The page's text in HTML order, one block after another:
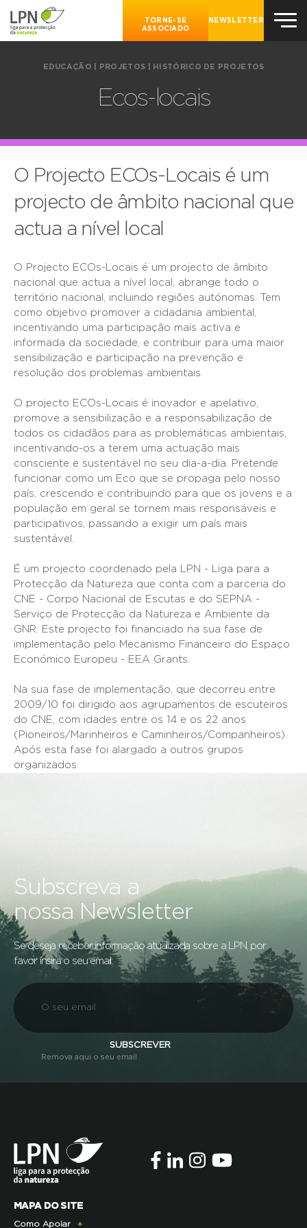
TORNE-SE
ASSOCIADO
NEWSLETTER
EDUCAÇÃO PROJETOS HISTÓRICO DE PROJETOS
Ecos-locais
O Projecto ECOs-Locais é um
projecto de âmbito nacional que
actua a nível local
O Projecto ECOs-Locais é um projecto de âmbito
nacional que actua a nível local, abrange todo o
território nacional, incluindo regiões autónomas. Tem
como objetivo promover a cidadania ambiental,
incentivando uma participação mais activa e
informada da sociedade, e contribuir para uma maior
sensibilização e participação na prevenção e
resolução dos problemas ambientais.
O projecto ECOs-Locais é inovador e apelativo,
promove a sensibilização e a responsabilização de
todos os cidadãos para as problemáticas ambientais,
incentivando-os a terem uma actuação mais
consciente e sustentável no seu dia-a-dia. Pretende
funcionar como um Eco que se propaga pelo nosso
país, crescendo e contribuindo para que os jovens e a
população em geral se tornem mais responsáveis e
participativos, passando a exigir um país mais
sustentável.
É um projecto coordenado pela LPN - Liga para a
Protecção da Natureza que conta com a parceria do
CNE - Corpo Nacional de Escutas e do SEPNA -
Serviço de Protecção da Natureza e Ambiente da
GNR. Este projecto foi financiado na sua fase de
implementação pelo Mecanismo Financeiro do Espaço
Económico Europeu - EEA Grants.
Na sua fase de implementação, que decorreu entre
2009/10 foi dirigido aos agrupamentos de escuteiros
do CNE, com idades entre os 14 e os 22 anos
(Pioneiros/Marinheiros e Caminheiros/Companheiros).
Após esta fase foi alargado a outros grupos
organizados.
Subscreva a
nossa Newsletter
Se deseja receber informação atualizada sobre a LPN, por
favor insira o seu email:
SUBSCREVER
Remova aqui o seu email
MAPA DO SITE
Como Apoiar